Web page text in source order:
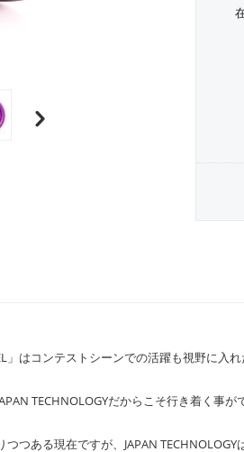
」はコンテストシーンでの活躍も視野に入れ
TECHNOLOGYだからこそ行き着く事が
つある現在ですが、JAPAN TECHNOLOGY